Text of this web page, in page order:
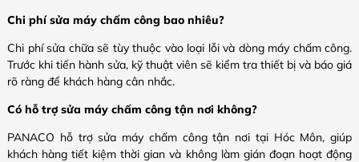
Chi phí sửa máy chấm công bao nhiêu?
Chi phí sửa chữa sẽ tùy thuộc vào loại lỗi và dòng máy chấm công.
Trước khi tiến hành sửa, kỹ thuật viên sẽ kiểm tra thiết bị và báo giá
rõ ràng để khách hàng cân nhắc.
Có hỗ trợ sửa máy chấm công tận nơi không?
PANACO hỗ trợ sửa máy chấm công tận nơi tại Hóc Môn, giúp
khách hàng tiết kiệm thời gian và không làm gián đoạn hoạt động